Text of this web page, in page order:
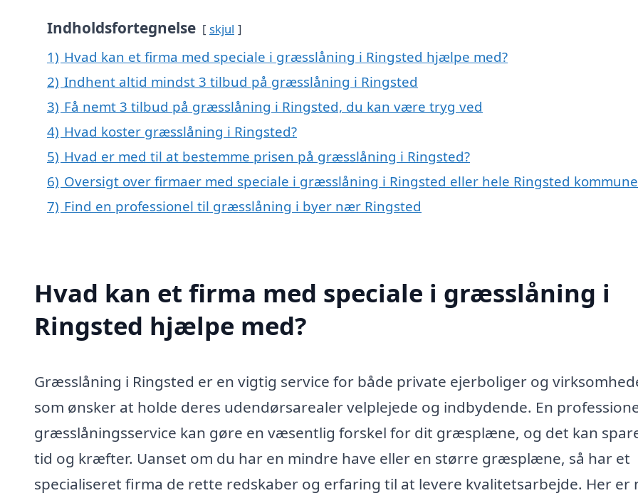
Indholdsfortegnelse skjul
1) Hvad kan et firma med speciale i græsslåning i Ringsted hjælpe med?
2) Indhent altid mindst 3 tilbud på græsslåning i Ringsted
3) Få nemt 3 tilbud på græsslåning i Ringsted, du kan være tryg ved
4) Hvad koster græsslåning i Ringsted?
5) Hvad er med til at bestemme prisen på græsslåning i Ringsted?
6) Oversigt over firmaer med speciale i græsslåning i Ringsted eller hele Ringsted kommune
7) Find en professionel til græsslåning i byer nær Ringsted
Hvad kan et firma med speciale i græsslåning i
Ringsted hjælpe med?
Græsslåning i Ringsted er en vigtig service for både private ejerboliger og
som ønsker at holde deres udendørsarealer velplejede og indbydende. En
græsslåningsservice kan gøre en væsentlig forskel for dit græsplæne, og det kan
tid og kræfter. Uanset om du har en mindre have eller en større græsplæne, så har et
specialiseret firma de rette redskaber og erfaring til at levere kvalitetsarbejde. Her er